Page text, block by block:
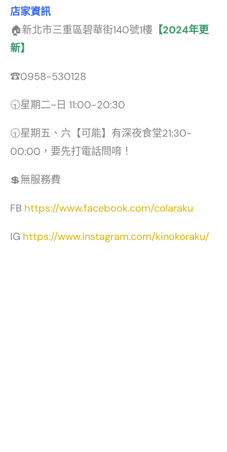
店家資訊
🏠新北市三重區碧華街140號1樓 【2024年更
新】
☎0958-530128
🕤星期二~日 11:00-20:30
🕤星期五、六【可能】有深夜食堂21:30-
00:00，要先打電話問唷！
💲無服務費
FB https://www.facebook.com/colaraku
IG https://www.instagram.com/kinokoraku/